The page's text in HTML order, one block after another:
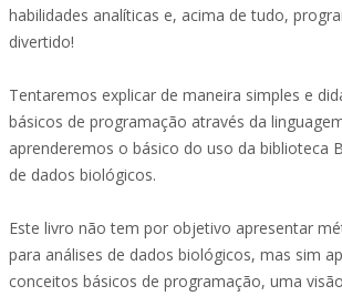
habilidades analíticas e, acima de tudo,
divertido!
Tentaremos explicar de maneira simples e
básicos de programação através da
aprenderemos o básico do uso da biblioteca
de dados biológicos.
Este livro não tem por objetivo apresentar
para análises de dados biológicos, mas sim
conceitos básicos de programação, uma